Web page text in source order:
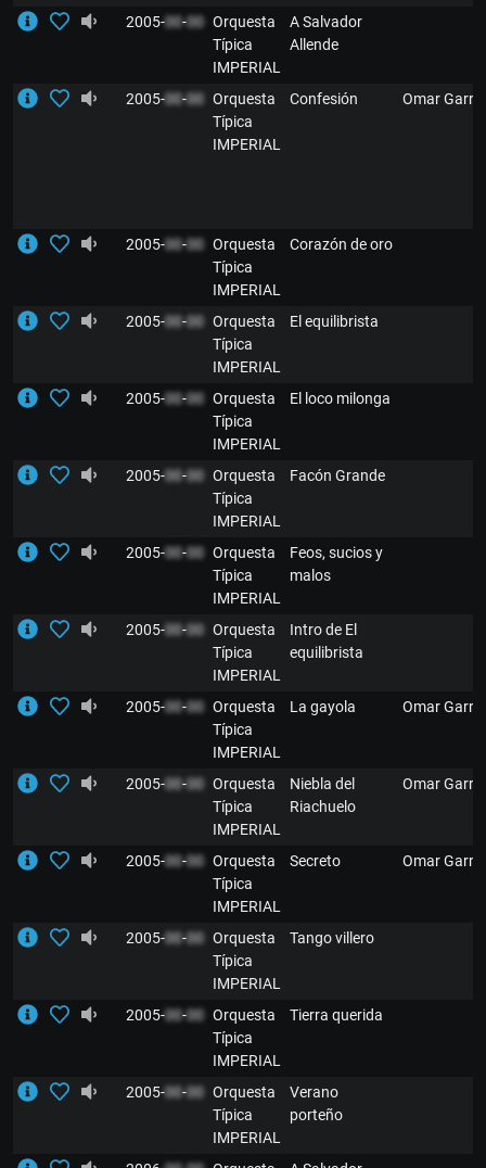
2005-00-00 Orquesta
Típica
IMPERIAL
A Salvador
Allende
2005-00-00 Orquesta
Típica
IMPERIAL
Confesión Omar Garré
2005-00-00 Orquesta
Típica
IMPERIAL
Corazón de oro
2005-00-00 Orquesta
Típica
IMPERIAL
El equilibrista
2005-00-00 Orquesta
Típica
IMPERIAL
El loco milonga
2005-00-00 Orquesta
Típica
IMPERIAL
Facón Grande
2005-00-00 Orquesta
Típica
IMPERIAL
Feos, sucios y
malos
2005-00-00 Orquesta
Típica
IMPERIAL
Intro de El
equilibrista
2005-00-00 Orquesta
Típica
IMPERIAL
La gayola Omar Garré
2005-00-00 Orquesta
Típica
IMPERIAL
Niebla del
Riachuelo
Omar Garré
2005-00-00 Orquesta
Típica
IMPERIAL
Secreto Omar Garré
2005-00-00 Orquesta
Típica
IMPERIAL
Tango villero
2005-00-00 Orquesta
Típica
IMPERIAL
Tierra querida
2005-00-00 Orquesta
Típica
IMPERIAL
Verano
porteño